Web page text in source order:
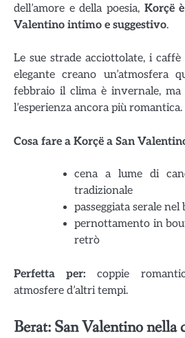
dell’amore e della poesia, Korçë
Valentino intimo e suggestivo.
Le sue strade acciottolate, i
elegante creano un’atmosfera
febbraio il clima è invernale,
l’esperienza ancora più romantica.
Cosa fare a Korçë a San
cena a lume di
tradizionale
passeggiata serale
pernottamento in
retrò
Perfetta per: coppie
atmosfere d’altri tempi.
Berat: San Valentino